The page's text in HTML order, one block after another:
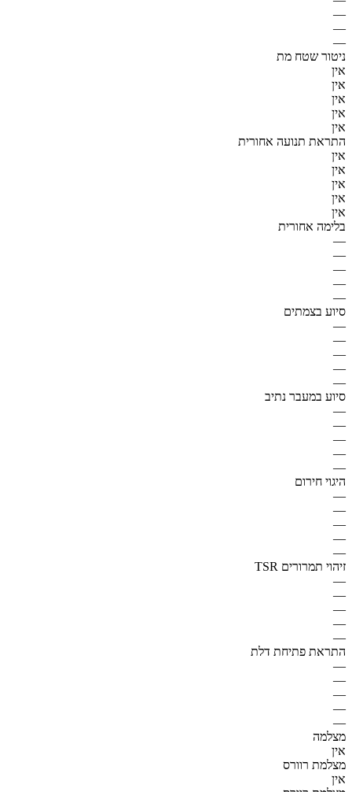
—
—
—
ניטור שטח מת
אין
אין
אין
אין
אין
התראת תנועה אחורית
אין
אין
אין
אין
אין
בלימה אחורית
—
—
—
—
—
סיוע בצמתים
—
—
—
—
—
סיוע במעבר נתיב
—
—
—
—
—
היגוי חירום
—
—
—
—
—
זיהוי תמרורים TSR
—
—
—
—
—
התראת פתיחת דלת
—
—
—
—
—
מצלמה
אין
מצלמת רוורס
אין